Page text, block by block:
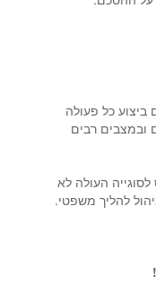
כל פעולה
ובמצבים רבים
העולה לא
להליך משפטי.
!